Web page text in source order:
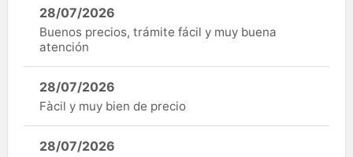
28/07/2026
Buenos precios, trámite fácil y muy buena
atención
28/07/2026
Fàcil y muy bien de precio
28/07/2026